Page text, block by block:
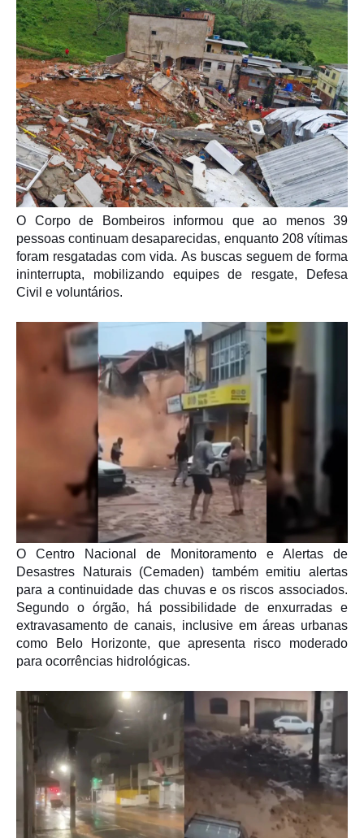
O Corpo de Bombeiros informou que ao menos 39
pessoas continuam desaparecidas, enquanto 208 vítimas
foram resgatadas com vida. As buscas seguem de forma
ininterrupta, mobilizando equipes de resgate, Defesa
Civil e voluntários.
O Centro Nacional de Monitoramento e Alertas de
Desastres Naturais(Cemaden) também emitiu alertas
para a continuidade das chuvas e os riscos associados.
Segundo o órgão, há possibilidade de enxurradas e
extravasamento de canais, inclusive em áreas urbanas
como
Belo Horizonte, que apresenta risco moderado
para ocorrências hidrológicas.